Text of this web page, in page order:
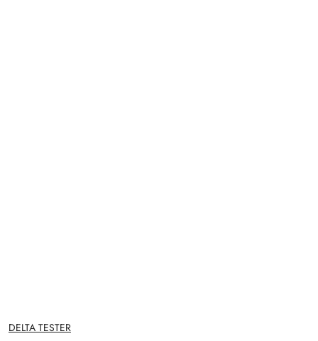
NAZWA
PRODUCENTA:
DELTA TESTER